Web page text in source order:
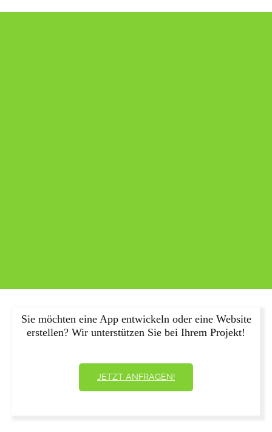
Sie möchten eine App entwickeln oder eine Website
erstellen? Wir unterstützen Sie bei Ihrem Projekt!
JETZT ANFRAGEN!